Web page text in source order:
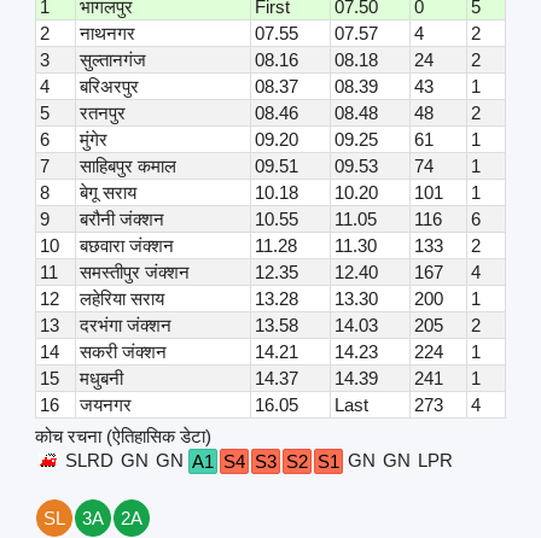
1
भागलपुर First 07.50 0
5
2
नाथनगर 07.55 07.57 4
2
3
सुल्तानगंज 08.16 08.18 24
2
4
बरिअरपुर 08.37 08.39 43
1
5
रतनपुर 08.46 08.48 48
2
6
मुंगेर 09.20 09.25 61
1
7
साहिबपुर कमाल 09.51 09.53 74
1
8
बेगू सराय 10.18 10.20 101
1
9
बरौनी जंक्शन 10.55 11.05 116
6
10
बछवारा जंक्शन 11.28 11.30 133
2
11
समस्तीपुर जंक्शन 12.35 12.40 167
4
12
लहेरिया सराय 13.28 13.30 200
1
13
दरभंगा जंक्शन 13.58 14.03 205
2
14
सकरी जंक्शन 14.21 14.23 224
1
15
मधुबनी 14.37 14.39 241
1
16
जयनगर 16.05 Last 273
4
कोच रचना (ऐतिहासिक डेटा)
SLRD GN GN A1 S4 S3 S2 S1 GN GN LPR
SL 3A
2A